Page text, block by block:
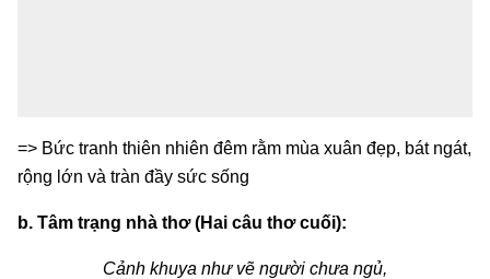
=> Bức tranh thiên nhiên đêm rằm mùa xuân đẹp, bát ngát,
rộng lớn và tràn đầy sức sống
b. Tâm trạng nhà thơ (Hai câu thơ cuối):
Cảnh khuya như vẽ người chưa ngủ,